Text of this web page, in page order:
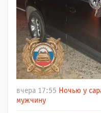
вчера 17:55 Ночью у
мужчину